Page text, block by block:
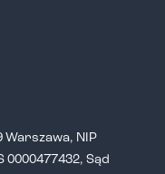
Warszawa, NIP
0000477432, Sąd